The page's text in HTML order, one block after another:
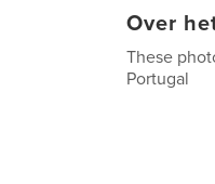
Over
These
Portugal